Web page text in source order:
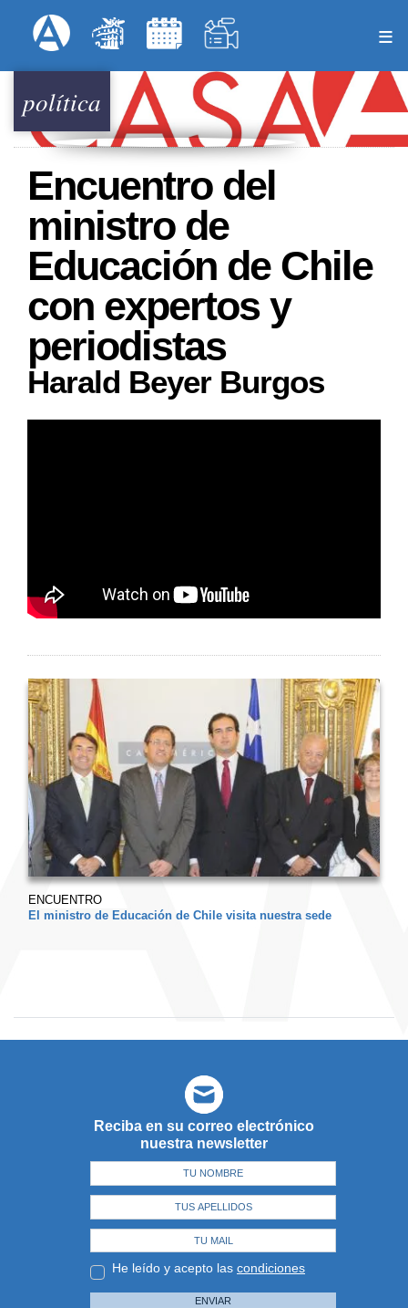
al
principal
Menú Superior
política
Encuentro del
ministro de
Educación de Chile
con expertos y
periodistas
Harald Beyer Burgos
ENCUENTRO
El ministro de Educación de Chile visita nuestra sede
Reciba en su correo electrónico
nuestra newsletter
He leído y acepto las condiciones
ENVIAR